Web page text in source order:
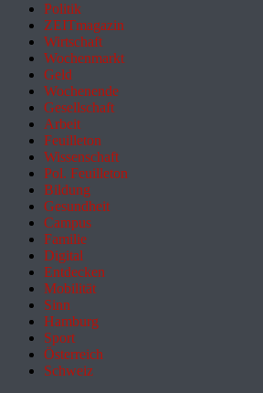
Politik
ZEITmagazin
Wirtschaft
Wochenmarkt
Geld
Wochenende
Gesellschaft
Arbeit
Feuilleton
Wissenschaft
Pol. Feuilleton
Bildung
Gesundheit
Campus
Familie
Digital
Entdecken
Mobilität
Sinn
Hamburg
Sport
Österreich
Schweiz